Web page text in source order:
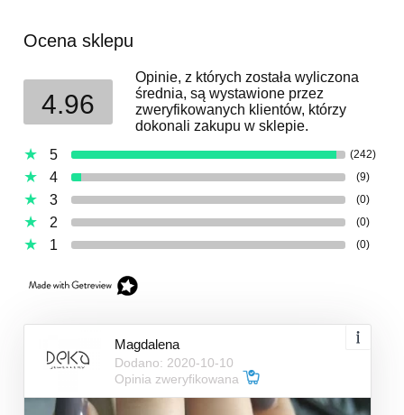
Ocena sklepu
4.96
Opinie, z których została wyliczona
średnia, są wystawione przez
zweryfikowanych klientów, którzy
dokonali zakupu w sklepie.
5
(242)
4 (9)
3 (0)
2 (0)
1 (0)
Magdalena
Dodano: 2020-10-10
Opinia zweryfikowana